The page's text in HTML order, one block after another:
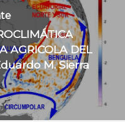
AGRICOLA DEL
M. Sierra